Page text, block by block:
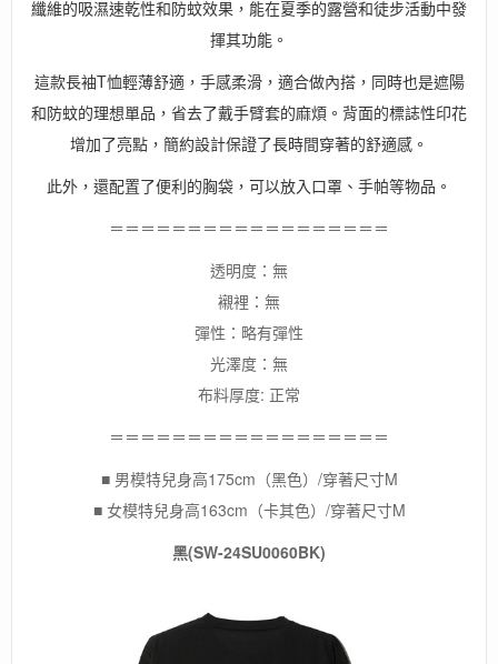
纖維的吸濕速乾性和防蚊效果，能在夏季的露營和徒步活動中發
揮其功能。
這款長袖T恤輕薄舒適，手感柔滑，適合做內搭，同時也是遮陽
和防蚊的理想單品，省去了戴手臂套的麻煩。背面的標誌性印花
增加了亮點，簡約設計保證了長時間穿著的舒適感。
此外，還配置了便利的胸袋，可以放入口罩、手帕等物品。
＝＝＝＝＝＝＝＝＝＝＝＝＝＝＝＝＝＝
透明度：無
襯裡：無
彈性：略有彈性
光澤度：無
布料厚度: 正常
＝＝＝＝＝＝＝＝＝＝＝＝＝＝＝＝＝＝
■ 男模特兒身高175cm（黑色）/穿著尺寸M
■ 女模特兒身高163cm（卡其色）/穿著尺寸M
黑(SW-24SU0060BK)